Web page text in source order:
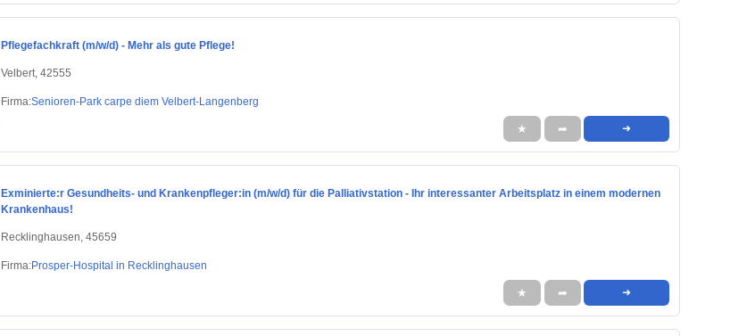
Pflegefachkraft (m/w/d) - Mehr als gute Pflege!
Velbert, 42555
Firma:Senioren-Park carpe diem Velbert-Langenberg
★ ➦ ➜
Exminierte:r Gesundheits- und Krankenpfleger:in (m/w/d) für die Palliativstation - Ihr interessanter Arbeitsplatz in einem modernen
Krankenhaus!
Recklinghausen, 45659
Firma:Prosper-Hospital in Recklinghausen
★ ➦ ➜